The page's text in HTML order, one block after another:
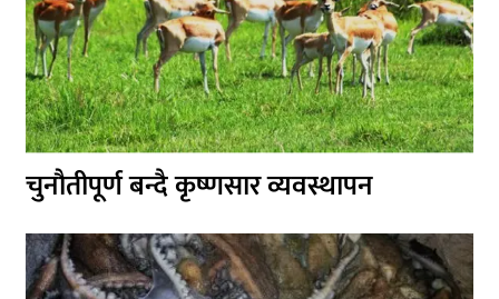
चुनौतीपूर्ण बन्दै कृष्णसार व्यवस्थापन